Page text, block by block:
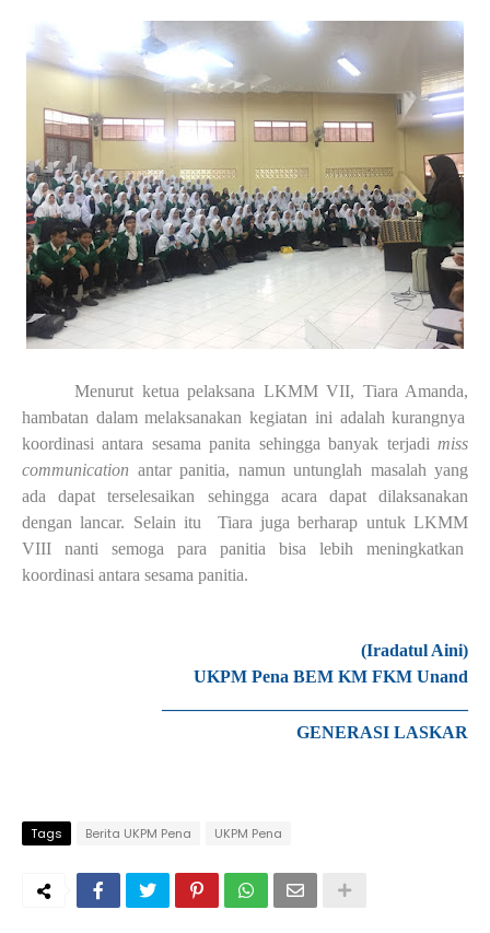
Menurut ketua pelaksana LKMM VII, Tiara Amanda,
hambatan dalam melaksanakan kegiatan ini adalah kurangnya
koordinasi antara sesama panita sehingga banyak terjadi miss
communication antar panitia, namun untunglah masalah yang
ada dapat terselesaikan sehingga acara dapat dilaksanakan
dengan lancar. Selain itu
Tiara juga berharap untuk LKMM
VIII nanti semoga para panitia bisa lebih meningkatkan
koordinasi antara sesama panitia.
(Iradatul Aini)
UKPM Pena BEM KM FKM Unand
GENERASI LASKAR
Tags Berita UKPM Pena UKPM Pena